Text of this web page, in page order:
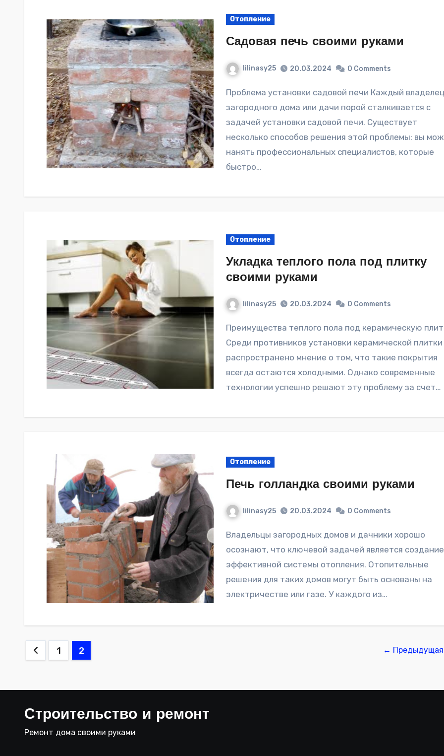
Отопление
Садовая печь своими руками
lilinasy25 20.03.2024 0 Comments
Проблема установки садовой печи Каждый владелец
загородного дома или дачи порой сталкивается с
задачей установки садовой печи. Существует
несколько способов решения этой проблемы: вы
нанять профессиональных специалистов, которые
быстро…
Отопление
Укладка теплого пола под плитку
своими руками
lilinasy25 20.03.2024 0 Comments
Преимущества теплого пола под керамическую плитку
Среди противников установки керамической плитки
распространено мнение о том, что такие покрытия
всегда остаются холодными. Однако современные
технологии успешно решают эту проблему за счет…
Отопление
Печь голландка своими руками
lilinasy25 20.03.2024 0 Comments
Владельцы загородных домов и дачники хорошо
осознают, что ключевой задачей является создание
эффективной системы отопления. Отопительные
решения для таких домов могут быть основаны на
электричестве или газе. У каждого из…
Пагинация
1 2 ← Предыдущая
Строительство и ремонт
Ремонт дома своими руками